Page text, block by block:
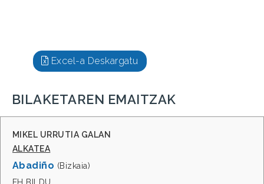
Excel-a Deskargatu
BILAKETAREN EMAITZAK
MIKEL URRUTIA GALAN
ALKATEA
Abadiño (Bizkaia)